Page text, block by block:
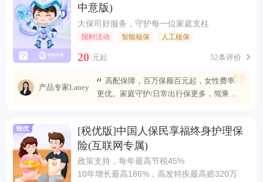
中意版)
大保司好服务，守护每一位家庭支柱
限时活动 智能核保 人工核保
20 元起 52条评价
产品专家Laney
高配保障，百万保额百元起，女性费率
更优。家庭守护/日常出行保更多，驾乘自
[税优版]中国人保民享福终身护理保
险(互联网专属)
政策支持，每年最高节税45%
10年增长最高186%，高发特疾最高赔320万